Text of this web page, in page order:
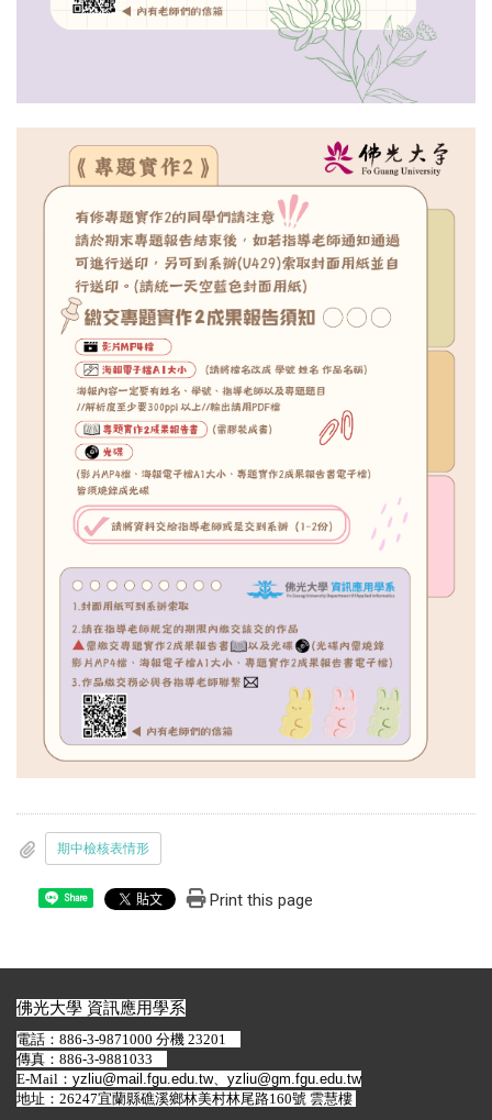
期中檢核表情形
Share Print this page
佛光大學 資訊應用學系
電話：886-3-9871000 分機 23201
傳真：886-3-9881033
E-Mail： yzliu@mail.fgu.edu.tw、 yzliu@gm.fgu.edu.tw
地址：26247宜蘭縣礁溪鄉林美村林尾路160號 雲慧樓